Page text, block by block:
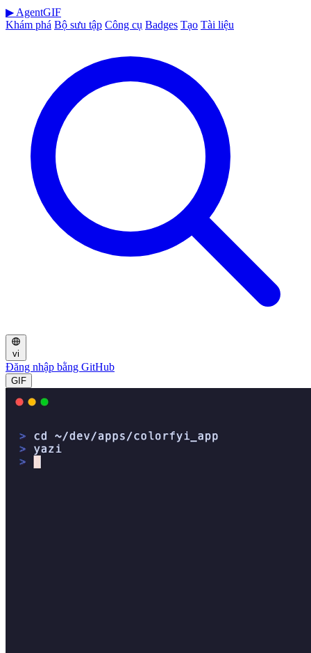
▶ AgentGIF
Khám phá Bộ sưu tập Công cụ Badges Tạo Tài liệu
vi
Đăng nhập bằng GitHub
GIF